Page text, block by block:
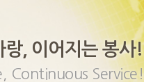
랑, 이어지는 봉사!
Continuous Service!